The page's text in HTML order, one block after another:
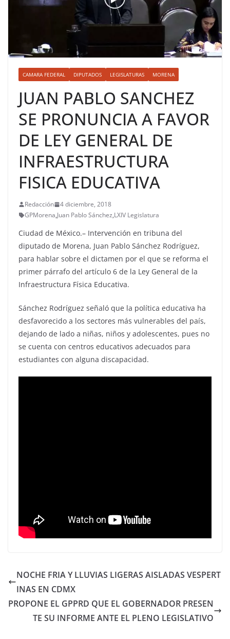
CAMARA FEDERAL DIPUTADOS LEGISLATURAS MORENA
JUAN PABLO SANCHEZ
SE PRONUNCIA A FAVOR
DE LEY GENERAL DE
INFRAESTRUCTURA
FISICA EDUCATIVA
Redacción
4 diciembre, 2018
GPMorena,Juan Pablo Sánchez,LXIV Legislatura
Ciudad de México.– Intervención en tribuna del
diputado de Morena, Juan Pablo Sánchez Rodríguez,
para hablar sobre el dictamen por el que se reforma el
primer párrafo del artículo 6 de la Ley General de la
Infraestructura Física Educativa.
Sánchez Rodríguez señaló que la política educativa ha
desfavorecido a los sectores más vulnerables del país,
dejando de lado a niñas, niños y adolescentes, pues no
se cuenta con centros educativos adecuados para
estudiantes con alguna discapacidad.
NOCHE FRIA Y LLUVIAS LIGERAS AISLADAS VESPERT
INAS EN CDMX
PROPONE EL GPPRD QUE EL GOBERNADOR PRESEN
TE SU INFORME ANTE EL PLENO LEGISLATIVO